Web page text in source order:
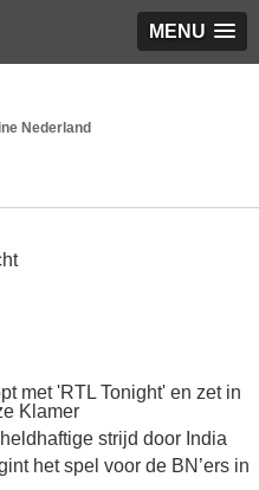
MENU
Nederland
met 'RTL Tonight' en zet in
Klamer
strijd door India
het spel voor de BN’ers in